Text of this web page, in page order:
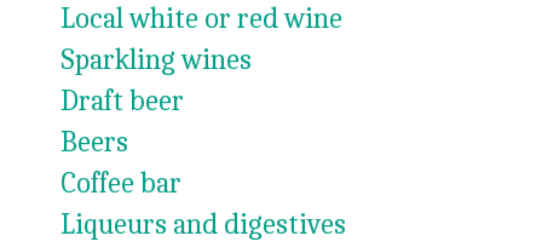
Local white or red wine
Sparkling wines
Draft beer
Beers
Coffee bar
Liqueurs and digestives